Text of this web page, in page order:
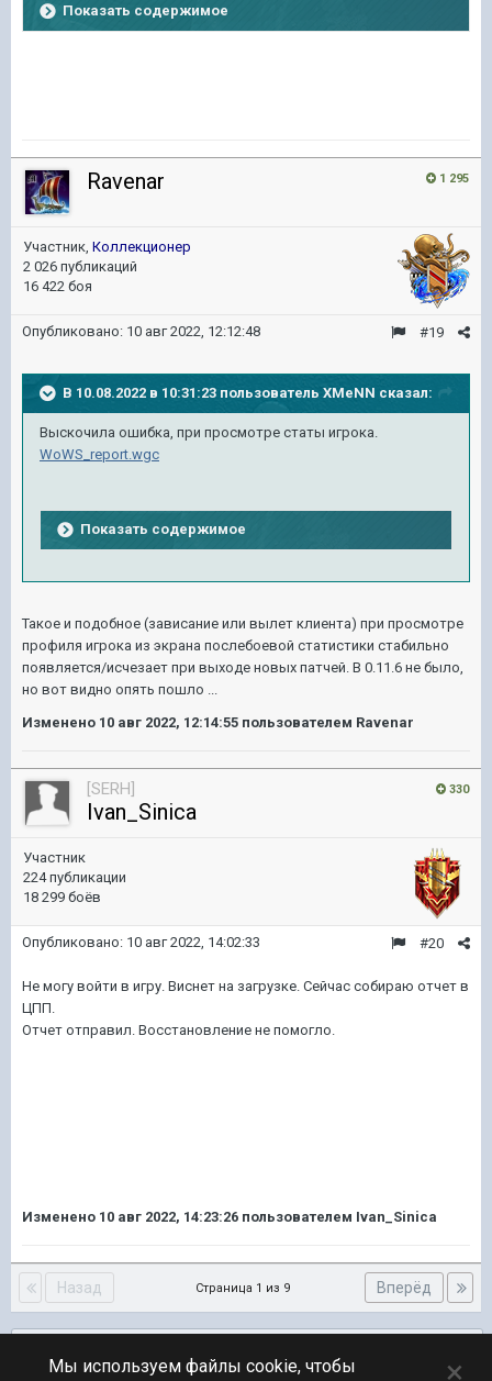
Показать содержимое
1 295
Ravenar
Участник, Коллекционер
2 026 публикаций
16 422 боя
#19
Опубликовано: 10 авг 2022, 12:12:48
В 10.08.2022 в 10:31:23 пользователь XMeNN сказал:
Выскочила ошибка, при просмотре статы игрока.
WoWS_report.wgc
Показать содержимое
Такое и подобное (зависание или вылет клиента) при просмотре
профиля игрока из экрана послебоевой статистики стабильно
появляется/исчезает при выходе новых патчей. В 0.11.6 не было,
но вот видно опять пошло ...
Изменено 10 авг 2022, 12:14:55 пользователем Ravenar
330
[SERH]
Ivan_Sinica
Участник
224 публикации
18 299 боёв
#20
Опубликовано: 10 авг 2022, 14:02:33
Не могу войти в игру. Виснет на загрузке. Сейчас собираю отчет в
ЦПП.
Отчет отправил. Восстановление не помогло.
Изменено 10 авг 2022, 14:23:26 пользователем Ivan_Sinica
Назад Вперёд
Страница 1 из 9
Мы используем файлы cookie, чтобы ×